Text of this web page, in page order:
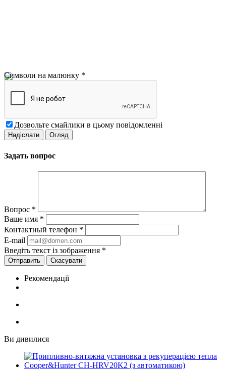
Символи на малюнку *
Дозвольте смайлики в цьому повідомленні
Задать вопрос
Вопрос *
Ваше имя *
Контактный телефон *
E-mail
Введіть текст із зображення *
Скасувати
Рекомендації
Ви дивилися